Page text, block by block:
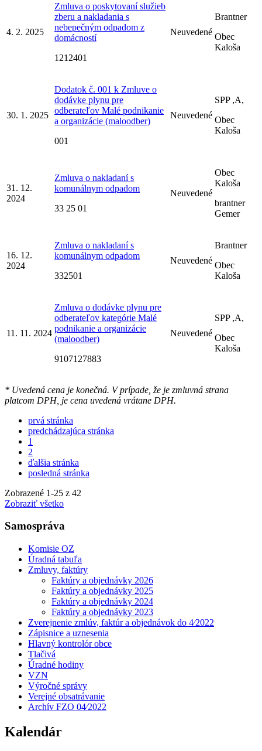
4. 2. 2025
Zmluva o poskytovaní služieb
zberu a nakladania s
nebepečným odpadom z
domácností
1212401
Neuvedené
Brantner
Obec
Kaloša
30. 1. 2025
Dodatok č. 001 k Zmluve o
dodávke plynu pre
odberateľov Malé podnikanie
a organizácie (maloodber)
001
Neuvedené
SPP ,A,
Obec
Kaloša
31. 12.
2024
Zmluva o nakladaní s
komunálnym odpadom
33 25 01
Neuvedené
Obec
Kaloša
brantner
Gemer
16. 12.
2024
Zmluva o nakladaní s
komunálnym odpadom
332501
Neuvedené
Brantner
Obec
Kaloša
11. 11. 2024
Zmluva o dodávke plynu pre
odberateľov kategórie Malé
podnikanie a organizácie
(maloodber)
9107127883
Neuvedené
SPP ,A,
Obec
Kaloša
* Uvedená cena je konečná. V prípade, že je zmluvná strana
platcom DPH, je cena uvedená vrátane DPH.
prvá stránka
predchádzajúca stránka
1
2
ďalšia stránka
posledná stránka
Zobrazené 1-25 z 42
Zobraziť všetko
Samospráva
Komisie OZ
Úradná tabuľa
Zmluvy, faktúry
Faktúry a objednávky 2026
Faktúry a objednávky 2025
Faktúry a objednávky 2024
Faktúry a objednávky 2023
Zverejnenie zmlúv, faktúr a objednávok do 4⁄2022
Zápisnice a uznesenia
Hlavný kontrolór obce
Tlačivá
Úradné hodiny
VZN
Výročné správy
Verejné obsatrávanie
Archív FZO 04⁄2022
Kalendár